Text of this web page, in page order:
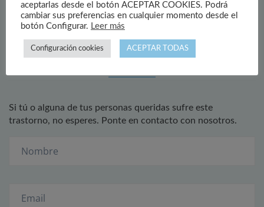
¿Tiene alguna consulta?
Si tú o alguna de tus personas queridas sufre este
trastorno, no esperes. Ponte en contacto con nosotros.
aceptarlas desde el botón ACEPTAR COOKIES. Podrá
cambiar sus preferencias en cualquier momento desde el
botón Configurar. Leer más
Configuración cookies ACEPTAR TODAS